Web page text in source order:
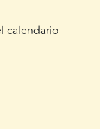
calendario